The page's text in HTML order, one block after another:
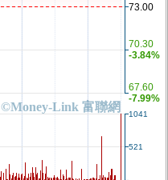
©Money-Link 富聯網
67.60
-7.99%
70.30
-3.84%
73.00
521
1041